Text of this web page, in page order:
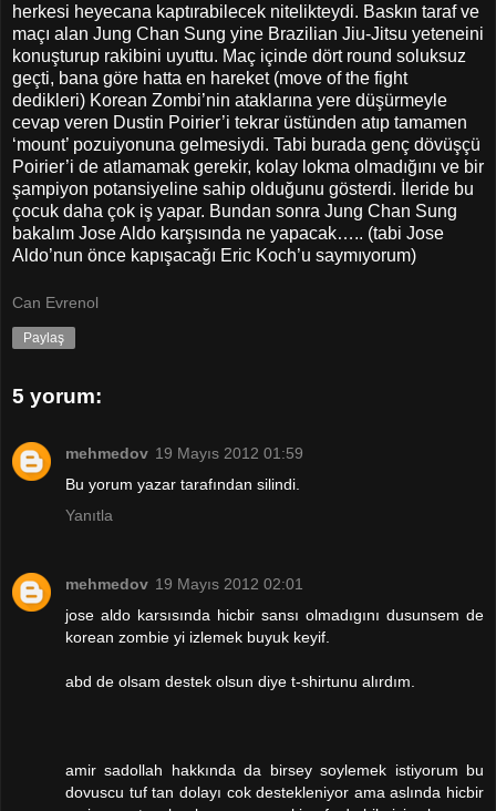
herkesi heyecana kaptırabilecek nitelikteydi. Baskın taraf ve
maçı alan Jung Chan Sung yine Brazilian Jiu-Jitsu yeteneini
konuşturup rakibini uyuttu. Maç içinde dört round soluksuz
geçti, bana göre hatta en hareket (move of the fight
dedikleri) Korean Zombi’nin ataklarına yere düşürmeyle
cevap veren Dustin Poirier’i tekrar üstünden atıp tamamen
‘mount’ pozuiyonuna gelmesiydi. Tabi burada genç dövüşçü
Poirier’i de atlamamak gerekir, kolay lokma olmadığını ve bir
şampiyon potansiyeline sahip olduğunu gösterdi. İleride bu
çocuk daha çok iş yapar. Bundan sonra Jung Chan Sung
bakalım Jose Aldo karşısında ne yapacak….. (tabi Jose
Aldo’nun önce kapışacağı Eric Koch’u saymıyorum)
Can Evrenol
Paylaş
5 yorum:
mehmedov 19 Mayıs 2012 01:59
Bu yorum yazar tarafından silindi.
Yanıtla
mehmedov 19 Mayıs 2012 02:01
jose aldo karsısında hicbir sansı olmadıgını dusunsem de
korean zombie yi izlemek buyuk keyif.
abd de olsam destek olsun diye t-shirtunu alırdım.
amir sadollah hakkında da birsey soylemek istiyorum bu
dovuscu tuf tan dolayı cok destekleniyor ama aslında hicbir